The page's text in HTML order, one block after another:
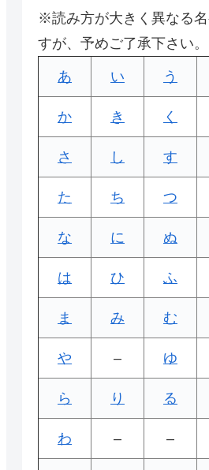
※読み方が大きく異なる
すが、予めご了承下さい。
あ い う
か き く
さ し す
た ち つ
な に ぬ
は ひ ふ
ま み む
や – ゆ
ら り る
わ – –